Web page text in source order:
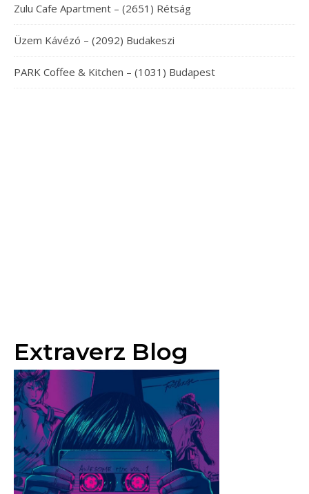
Zulu Cafe Apartment – (2651) Rétság
Üzem Kávézó – (2092) Budakeszi
PARK Coffee & Kitchen – (1031) Budapest
Extraverz Blog